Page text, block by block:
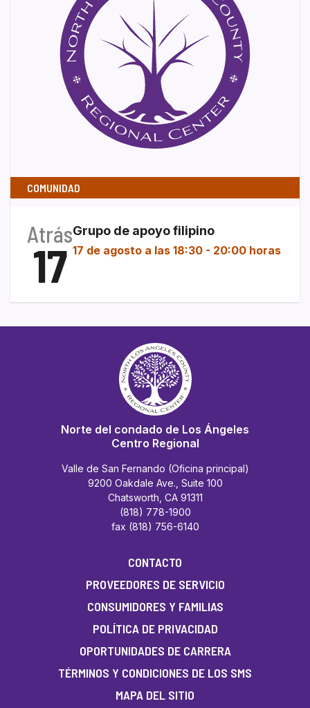
COMUNIDAD
Atrás
17
Grupo de apoyo filipino
17 de agosto a las 18:30 - 20:00 horas
Norte del condado de Los Ángeles
Centro Regional
Valle de San Fernando (Oficina principal)
9200 Oakdale Ave., Suite 100
Chatsworth, CA 91311
(818) 778-1900
fax (818) 756-6140
CONTACTO
PROVEEDORES DE SERVICIO
CONSUMIDORES Y FAMILIAS
POLÍTICA DE PRIVACIDAD
OPORTUNIDADES DE CARRERA
TÉRMINOS Y CONDICIONES DE LOS SMS
MAPA DEL SITIO